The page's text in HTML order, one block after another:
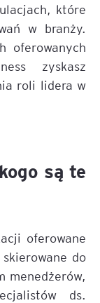
które
w branży.
oferowanych
zyskasz
roli lidera w
są te
oferowane
do
menedżerów,
ds.